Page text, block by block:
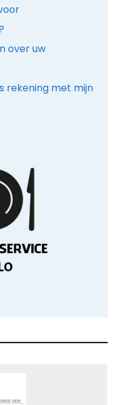
over uw
rekening met mijn